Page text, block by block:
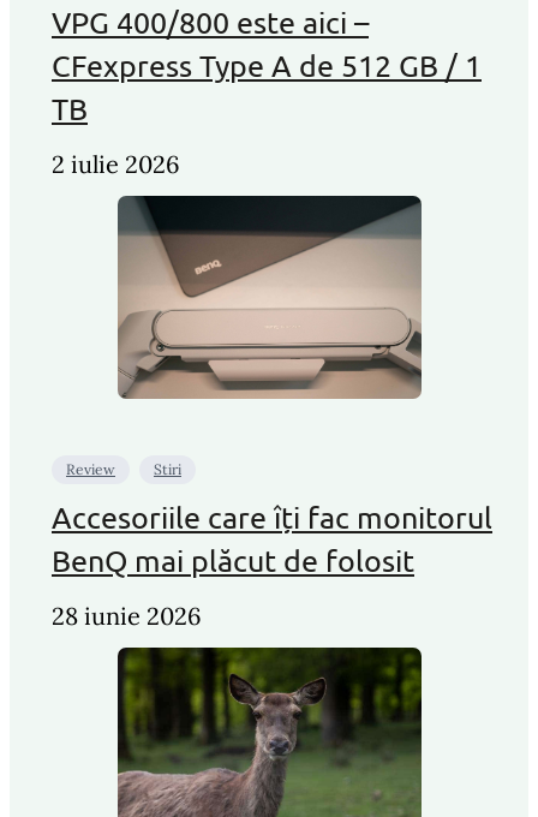
VPG 400/800 este aici –
CFexpress Type A de 512 GB / 1
TB
2 iulie 2026
Review Stiri
Accesoriile care îți fac monitorul
BenQ mai plăcut de folosit
28 iunie 2026